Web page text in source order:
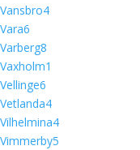
Vansbro4
Vara6
Varberg8
Vaxholm1
Vellinge6
Vetlanda4
Vilhelmina4
Vimmerby5